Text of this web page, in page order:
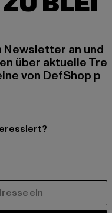
an und
über aktuelle Tre
von DefShop p